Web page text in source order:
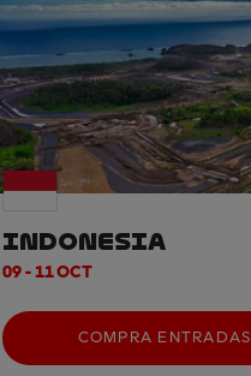
INDONESIA
09 - 11 OCT
COMPRA ENTRADAS